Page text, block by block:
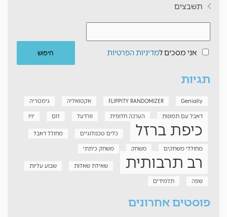
תשבצים
אני מסכים למדיניות הפרטיות
תגיות
FLIPPITY RANDOMIZER Genially אקטואליה
גימטריה
דאבל עם תמונות
הערכה חלופית וורדעל זום יויו
כיפת ברזל כלים טכנולוגיים
מחולל דאבל
מחוללי משחקים
משחק משחק כיתתי
רב תרבותית שאילת שאלות
שבוע עליות
שפה
תלמידים
פוסטים אחרונים